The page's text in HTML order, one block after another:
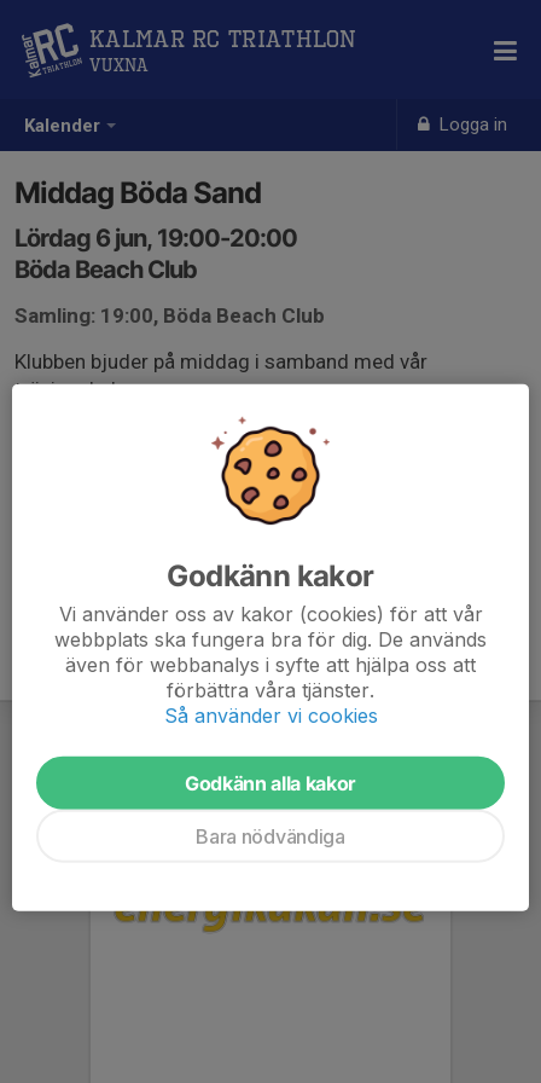
Kalender Logga in
Kalmar RC Triathlon
Vuxna
Middag Böda Sand
Lördag 6 jun, 19:00-20:00
Böda Beach Club
Samling: 19:00, Böda Beach Club
Klubben bjuder på middag i samband med vår
träningshelg.
Viktigt att du anmäler i tid.
Godkänn kakor
Vi använder oss av kakor (cookies) för att vår
webbplats ska fungera bra för dig. De används
även för webbanalys i syfte att hjälpa oss att
förbättra våra tjänster.
Så använder vi cookies
Godkänn alla kakor
Bara nödvändiga